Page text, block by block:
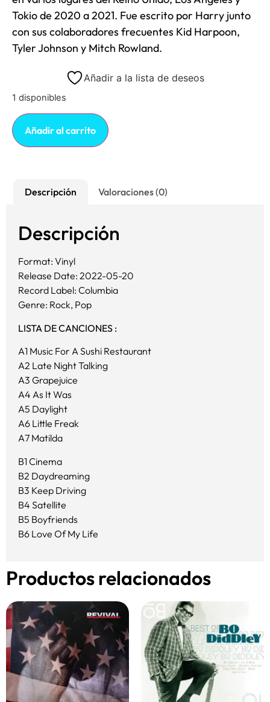
Tokio de 2020 a 2021. Fue escrito por Harry junto
con sus colaboradores frecuentes Kid Harpoon,
Tyler Johnson y Mitch Rowland.
Añadir a la lista de deseos
1 disponibles
Añadir al carrito
Descripción Valoraciones (0)
Descripción
Format: Vinyl
Release Date: 2022-05-20
Record Label: Columbia
Genre: Rock, Pop
LISTA DE CANCIONES :
A1 Music For A Sushi Restaurant
A2 Late Night Talking
A3 Grapejuice
A4 As It Was
A5 Daylight
A6 Little Freak
A7 Matilda
B1 Cinema
B2 Daydreaming
B3 Keep Driving
B4 Satellite
B5 Boyfriends
B6 Love Of My Life
Productos relacionados